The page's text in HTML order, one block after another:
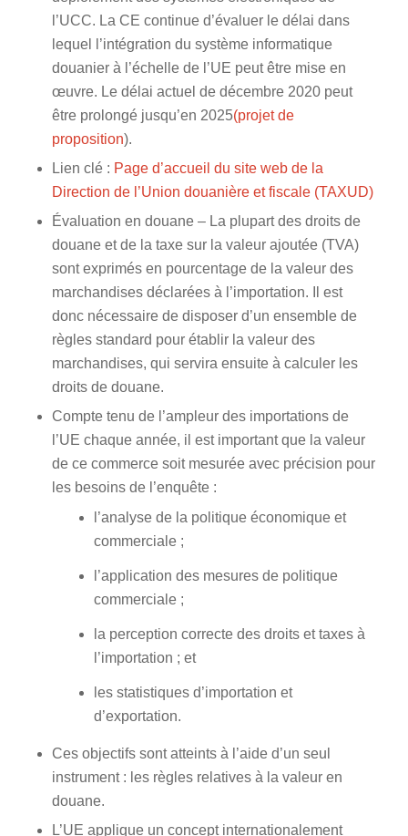
l’UCC. La CE continue d’évaluer le délai dans
lequel l’intégration du système informatique
douanier à l’échelle de l’UE peut être mise en
œuvre. Le délai actuel de décembre 2020 peut
être prolongé jusqu’en 2025(projet de
proposition).
Lien clé : Page d’accueil du site web de la
Direction de l’Union douanière et fiscale (TAXUD)
Évaluation en douane – La plupart des droits de
douane et de la taxe sur la valeur ajoutée (TVA)
sont exprimés en pourcentage de la valeur des
marchandises déclarées à l’importation. Il est
donc nécessaire de disposer d’un ensemble de
règles standard pour établir la valeur des
marchandises, qui servira ensuite à calculer les
droits de douane.
Compte tenu de l’ampleur des importations de
l’UE chaque année, il est important que la valeur
de ce commerce soit mesurée avec précision pour
les besoins de l’enquête :
l’analyse de la politique économique et
commerciale ;
l’application des mesures de politique
commerciale ;
la perception correcte des droits et taxes à
l’importation ; et
les statistiques d’importation et
d’exportation.
Ces objectifs sont atteints à l’aide d’un seul
instrument : les règles relatives à la valeur en
douane.
L’UE applique un concept internationalement